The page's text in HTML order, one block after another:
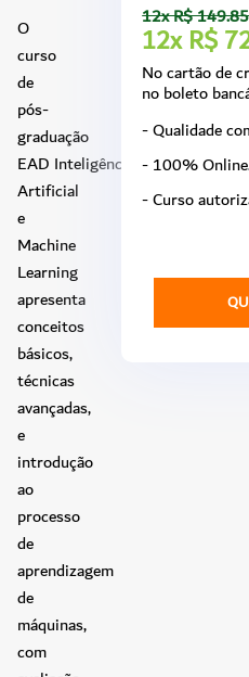
O
curso
de
pós-
graduação
EAD Inteligência
Artificial
e
Machine
Learning
apresenta
conceitos
básicos,
técnicas
avançadas,
e
introdução
ao
processo
de
aprendizagem
de
máquinas,
com
12x R$ 149.85
12x R$
No cartão de
no boleto
- Qualidade
- 100%
- Curso